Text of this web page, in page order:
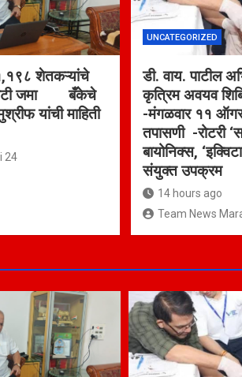
शेतकऱ्यांचे
जमा बँकेचे
यांची माहिती
24
UNCATEGORIZED
डी. वाय. पाटील
कृत्रिम अवयव
-मंगळवार ११
तपासणी -रोटरी
बायोनिक्स,
संयुक्त उपक्रम
14 hours ago
Team News